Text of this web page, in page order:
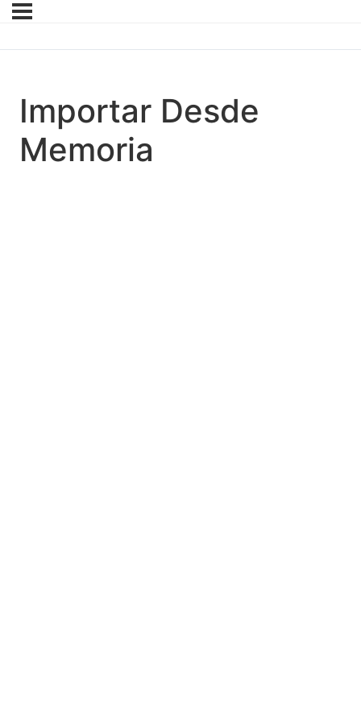
Importar Desde
Memoria